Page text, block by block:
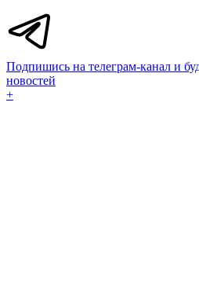
Подпишись на телеграм-канал и
новостей
+